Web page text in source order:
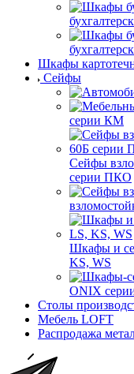
Шкафы
Сейфы
серии КМ
Сейфы
серии ПКО
Шкафы и
KS, WS
ONIX
Столы
Мебель LOFT
Распродажа